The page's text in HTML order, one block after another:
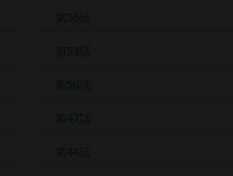
第56話
第53話
第50話
第47話
第44話